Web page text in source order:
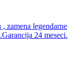
zamena legendarne
24 meseci.